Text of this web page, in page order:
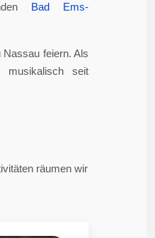
Bad Ems-
feiern. Als
seit
räumen wir